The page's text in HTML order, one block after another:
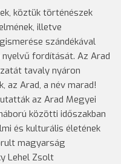
köztük történészek
illetve
szándékával
fordítását. Az Arad
tavaly nyáron
az Arad, a név marad!
az Arad Megyei
közötti időszakban
és kulturális életének
magyarság
Lehel Zsolt